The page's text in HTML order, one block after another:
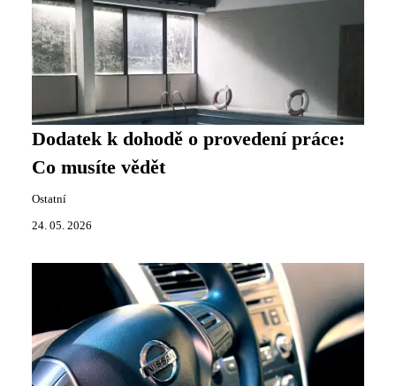
Dodatek k dohodě o provedení práce:
Co musíte vědět
Ostatní
24. 05. 2026